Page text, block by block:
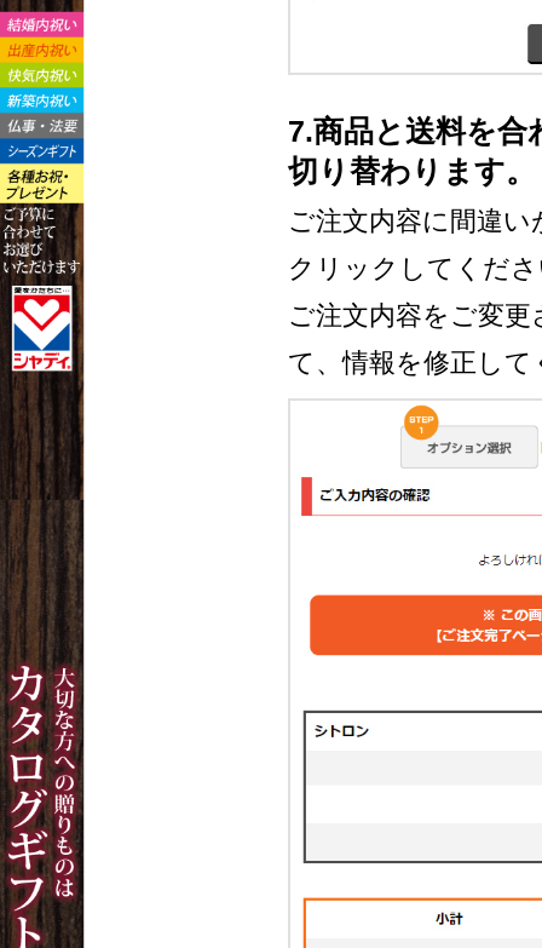
7.商品と送料を合
切り替わります。
ご注文内容に間違
クリックしてくだ
ご注文内容をご変
て、情報を修正して